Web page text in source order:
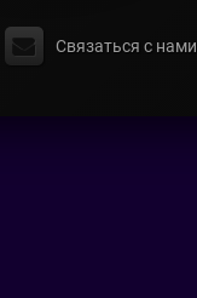
Связаться с нами